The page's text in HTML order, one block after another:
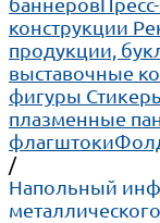
баннеров
конструкции
продукции,
выставочные
фигуры
плазменные
флагштоки
/
Напольный